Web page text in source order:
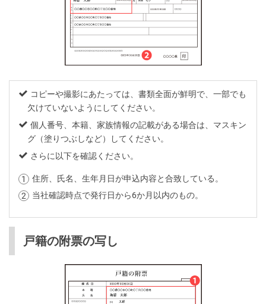
コピーや撮影にあたっては、書類全面が鮮明で、一部でも
欠けていないようにしてください。
個人番号、本籍、家族情報の記載がある場合は、マスキン
グ（塗りつぶしなど）してください。
さらに以下を確認ください。
住所、氏名、生年月日が申込内容と合致している。
当社確認時点で発行日から6か月以内のもの。
戸籍の附票の写し